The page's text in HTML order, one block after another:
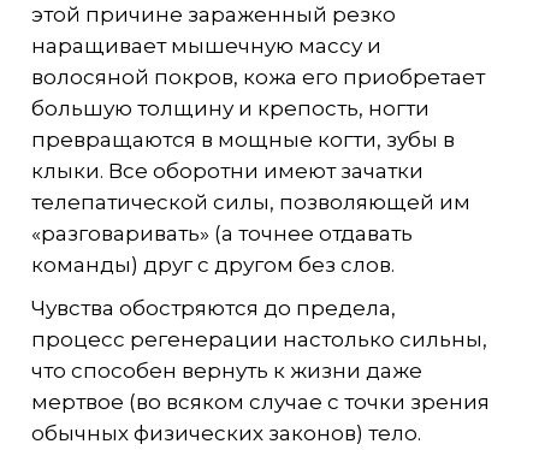
этой причине зараженный резко
наращивает мышечную массу и
волосяной покров, кожа его приобретает
большую толщину и крепость, ногти
превращаются в мощные когти, зубы в
клыки. Все оборотни имеют зачатки
телепатической силы, позволяющей им
«разговаривать» (а точнее отдавать
команды) друг с другом без слов.
Чувства обостряются до предела,
процесс регенерации настолько сильны,
что способен вернуть к жизни даже
мертвое (во всяком случае с точки зрения
обычных физических законов) тело.